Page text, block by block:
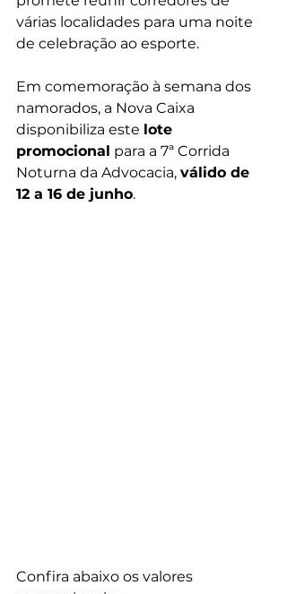
várias localidades para uma noite
de celebração ao esporte.
Em comemoração à semana dos
namorados, a Nova Caixa
disponibiliza este lote
promocional para a 7ª Corrida
Noturna da Advocacia, válido de
12 a 16 de junho.
Confira abaixo os valores